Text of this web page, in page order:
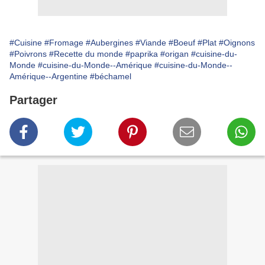
#Cuisine #Fromage #Aubergines #Viande #Boeuf #Plat #Oignons
#Poivrons #Recette du monde #paprika #origan #cuisine-du-
Monde #cuisine-du-Monde--Amérique #cuisine-du-Monde--
Amérique--Argentine #béchamel
Partager